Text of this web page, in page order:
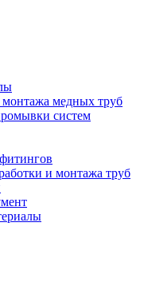
медных труб
систем
и монтажа труб